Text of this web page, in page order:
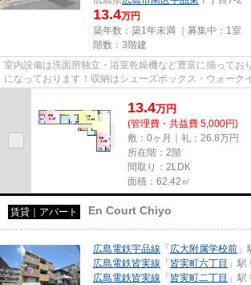
13.4万円
築年数：築1年未満 ｜募集中： 1室
階数：3階建
室内設備は洗面所独立・浴室乾燥機など豊富に揃ってお
になっております！収納はシューズボックス・ウォーク
13.4万円
(管理費・共益費 5,000円)
敷：0ヶ月｜礼：26.8万円
所在階：2階
間取り：2LDK
面積：62.42㎡
賃貸｜アパート En Court Chiyo
広島電鉄宇品線 「 広大附属学校前
広島電鉄皆実線 「 皆実町六丁目 」駅
広島電鉄皆実線 「 皆実町二丁目 」